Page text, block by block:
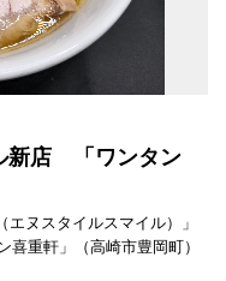
新店 「ワンタン
ヌスタイルスマイル）」
喜重軒」（高崎市豊岡町）